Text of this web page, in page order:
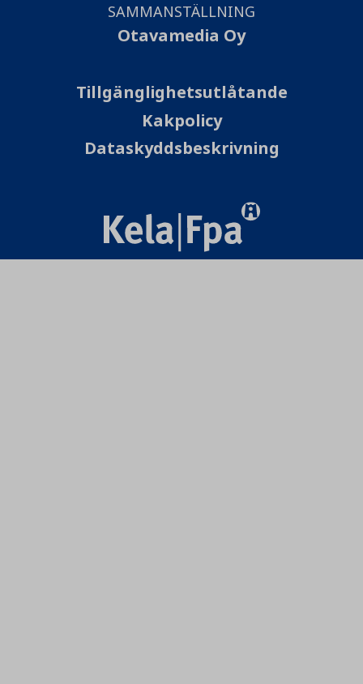
SAMMANSTÄLLNING
Otavamedia Oy
Tillgänglighetsutlåtande
Kakpolicy
Dataskyddsbeskrivning